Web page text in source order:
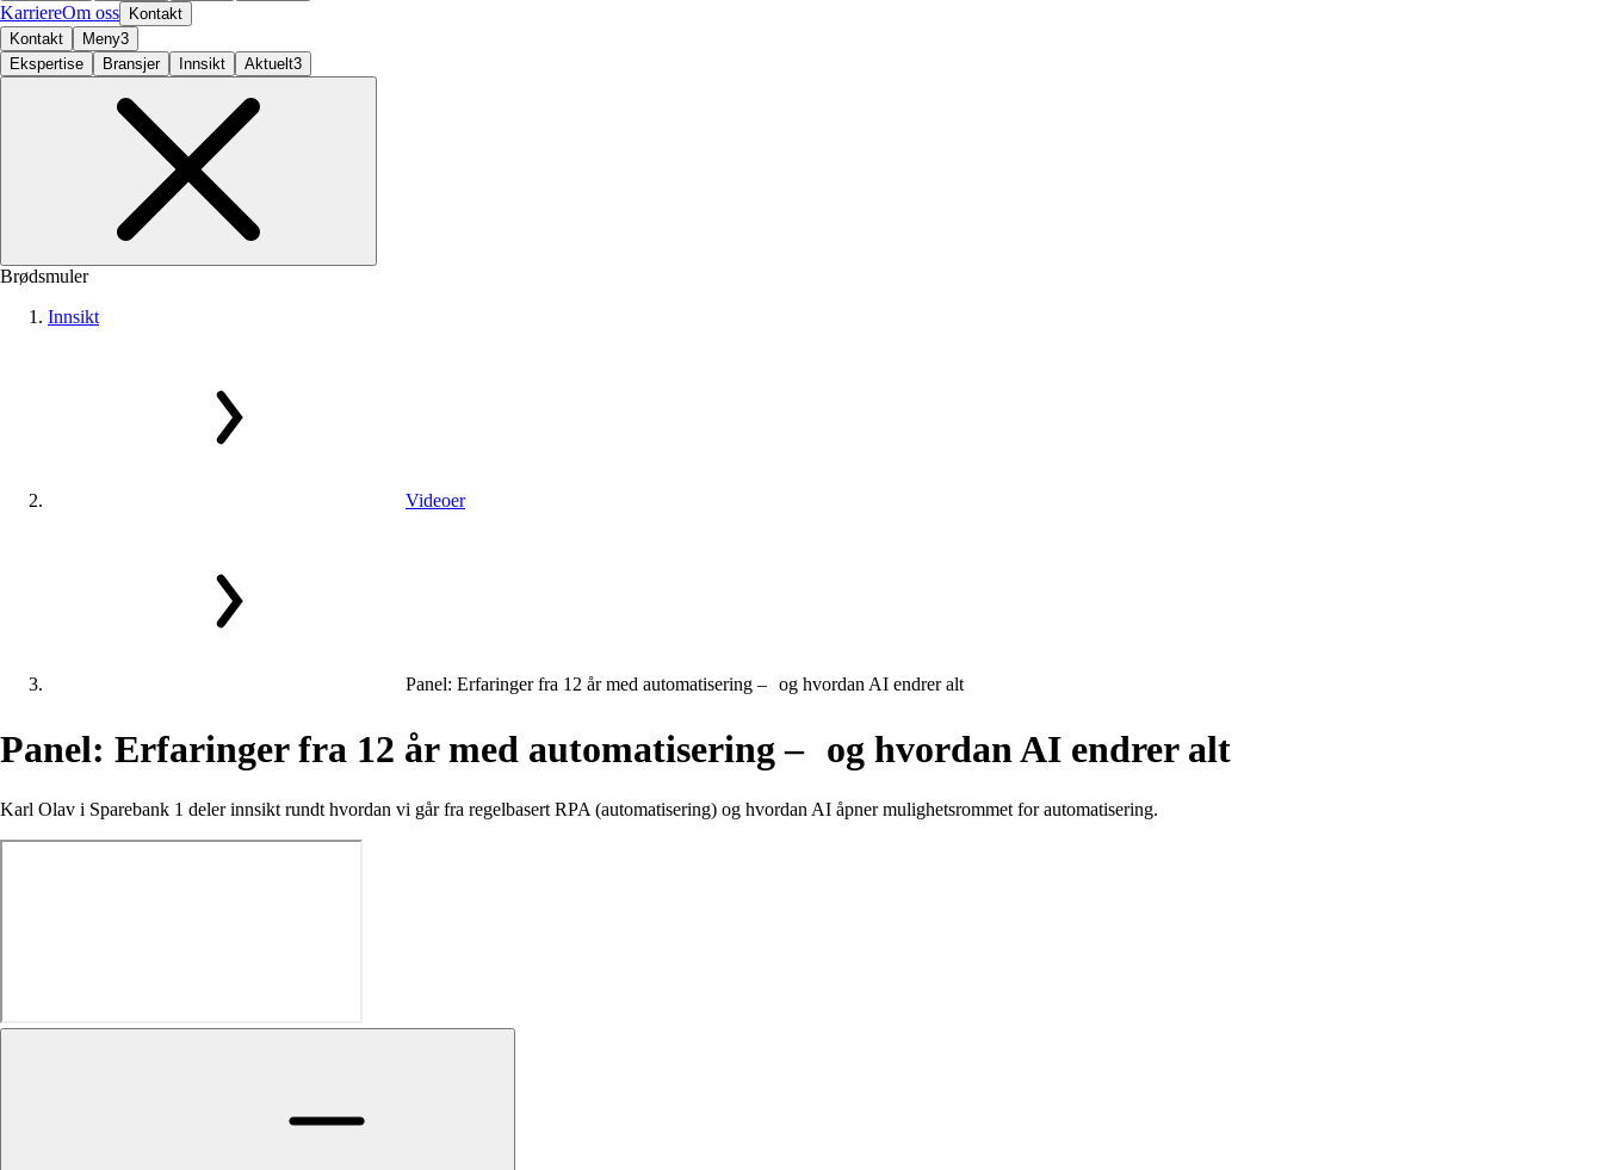
KarriereOm oss
Kontakt
Kontakt
Meny3
Ekspertise
Bransjer Innsikt Aktuelt3
Brødsmuler
Innsikt
Videoer
Panel: Erfaringer fra 12 år med automatisering – og hvordan AI endrer alt
Panel: Erfaringer fra 12 årmed automatisering – og hvordanAI endrer alt
Karl Olav i Sparebank 1 deler innsikt rundt hvordan vi går fra regelbasert RPA (automatisering) og hvordan AI åpner mulighetsrommet for automatisering.